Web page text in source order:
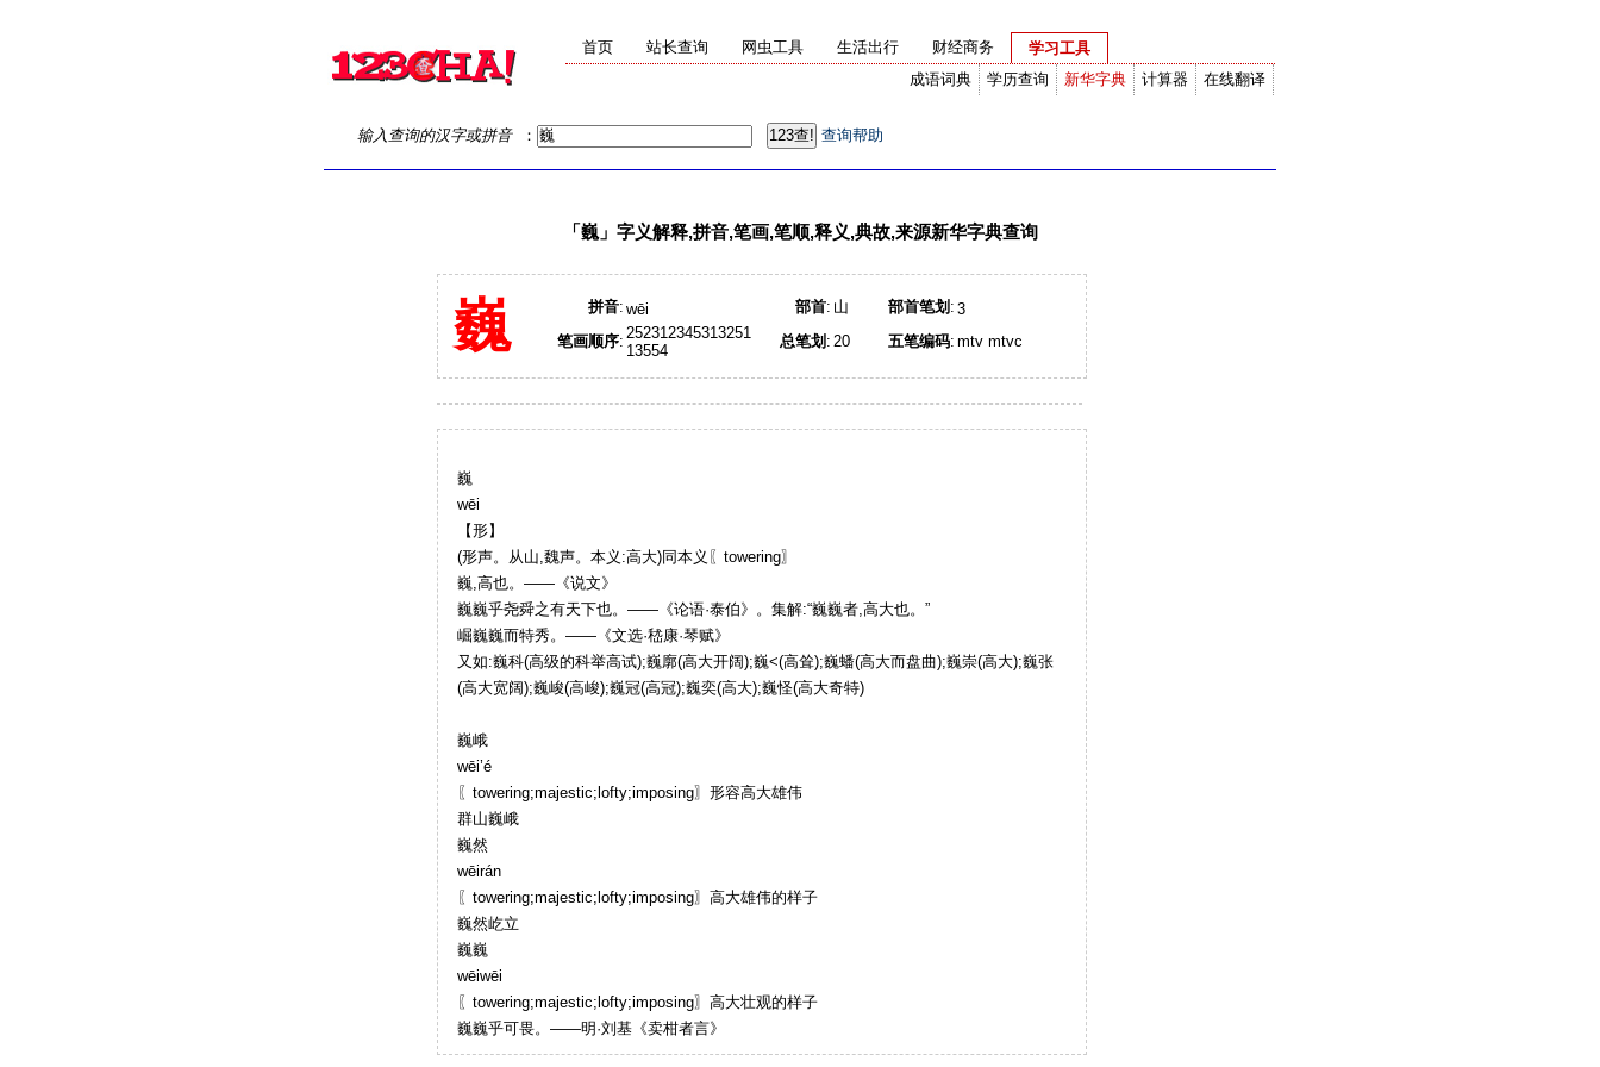
首页 站长查询 网虫工具 生活出行 财经商务
学习工具
在线翻译
计算器
新华字典
学历查询
成语词典
输入查询的汉字或拼音： 查询帮助
「巍」字义解释,拼音,笔画,笔顺,释义,典故,来源新华字典查询
巍 拼音: wēi 部首: 山 部首笔划 : 3
笔画顺序: 252312345313251
13554
总笔划 : 20 五笔编码: mtv mtvc
巍
wēi
【形】
(形声。从山,魏声。本义:高大)同本义〖towering〗
巍,高也。——《说文》
巍巍乎尧舜之有天下也。——《论语·泰伯》。集解:“巍巍者,高大也。”
崛巍巍而特秀。——《文选·嵇康·琴赋》
又如:巍科(高级的科举高试);巍廓(高大开阔);巍<(高耸);巍蟠(高大而盘曲);巍崇(高大);巍张
(高大宽阔);巍峻(高峻);巍冠(高冠);巍奕(高大);巍怪(高大奇特)
巍峨
wēi’é
〖towering;majestic;lofty;imposing〗形容高大雄伟
群山巍峨
巍然
wēirán
〖towering;majestic;lofty;imposing〗高大雄伟的样子
巍然屹立
巍巍
wēiwēi
〖towering;majestic;lofty;imposing〗高大壮观的样子
巍巍乎可畏。——明·刘基《卖柑者言》